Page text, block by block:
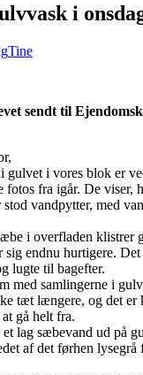
i
Tine
sendt til
gulvet i vores blok er
fotos fra igår. De viser,
vandpytter, med
i overfladen klistrer
sig endnu hurtigere.
lugte til bagefter.
med samlingerne i
tæt længere, og det er
gå helt fra.
lag sæbevand ud på
af det førhen